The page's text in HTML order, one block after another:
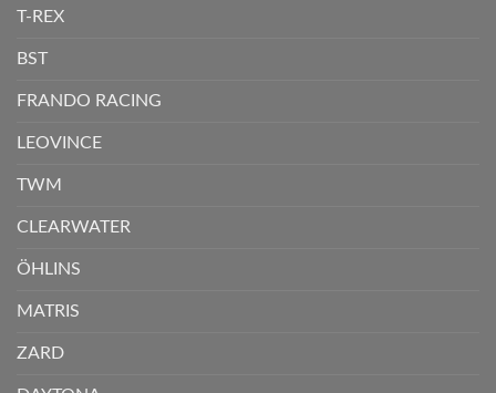
T-REX
BST
FRANDO RACING
LEOVINCE
TWM
CLEARWATER
ÖHLINS
MATRIS
ZARD